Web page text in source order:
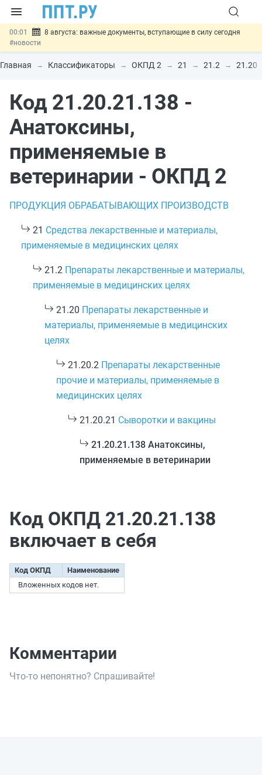
00:01
8 августа: важные документы, вступающие в силу сегодня
#новости
07.08 Подписан закон о блокировке продажи опасных товаров через
«Честный знак»#новости
07.08
Госпошлину за устранение ошибок в документах предлагают
отменить #новости
отношений#новости
Главная Классификаторы ОКПД 2 21 21.2 21.20
Код 21.20.21.138 -
Анатоксины,
применяемые в
ветеринарии - ОКПД 2
ПРОДУКЦИЯ ОБРАБАТЫВАЮЩИХ ПРОИЗВОДСТВ
21 Средства лекарственные и материалы,
применяемые в медицинских целях
21.2 Препараты лекарственные и материалы,
применяемые в медицинских целях
21.20 Препараты лекарственные и
материалы, применяемые в медицинских
целях
21.20.2 Препараты лекарственные
прочие и материалы, применяемые в
медицинских целях
21.20.21 Сыворотки и вакцины
21.20.21.138 Анатоксины,
применяемые в ветеринарии
Код ОКПД 21.20.21.138
включает в себя
Код ОКПД
Наименование
Вложенных кодов нет.
Комментарии
Что-то непонятно? Спрашивайте!